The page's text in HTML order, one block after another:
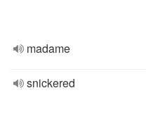
madame
snickered